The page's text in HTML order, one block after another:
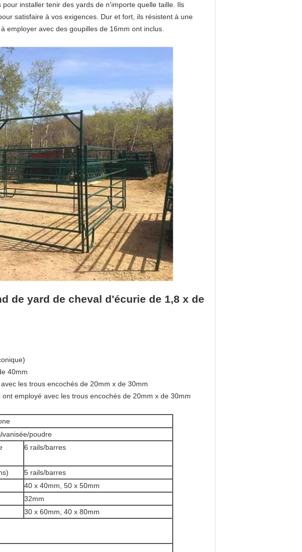
installer tenir des yards de n'importe quelle taille. Ils
satisfaire à vos exigences. Dur et fort, ils résistent à une
employer avec des goupilles de 16mm ont inclus.
de yard de cheval d'écurie de 1,8 x de
40mm
les trous encochés de 20mm x de 30mm
employé avec les trous encochés de 20mm x de 30mm
poudre
6 rails/barres
5 rails/barres
40 x 40mm, 50 x 50mm
32mm
30 x 60mm, 40 x 80mm